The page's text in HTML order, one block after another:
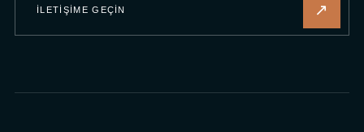
İLETIŞIME GEÇIN ↗